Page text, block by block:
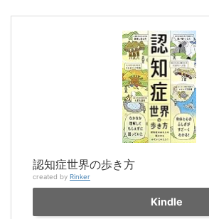
認知症世界の歩き方
created by Rinker
Kindle